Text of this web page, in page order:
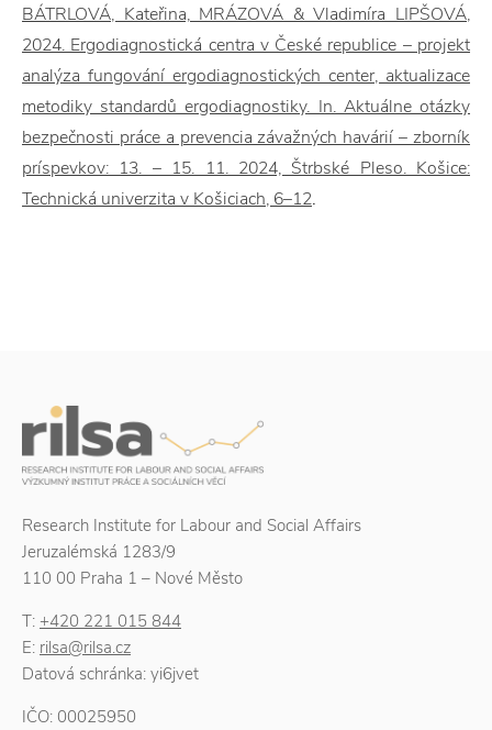
BÁTRLOVÁ, Kateřina, MRÁZOVÁ & Vladimíra LIPŠOVÁ,
2024. Ergodiagnostická centra v České republice – projekt
analýza fungování ergodiagnostických center, aktualizace
metodiky standardů ergodiagnostiky. In. Aktuálne otázky
bezpečnosti práce a prevencia závažných havárií – zborník
príspevkov: 13. – 15. 11. 2024, Štrbské Pleso. Košice:
Technická univerzita v Košiciach, 6–12.
Research Institute for Labour and Social Affairs
Jeruzalémská 1283/9
110 00 Praha 1 – Nové Město
T: +420 221 015 844
E: rilsa@rilsa.cz
Datová schránka: yi6jvet
IČO: 00025950